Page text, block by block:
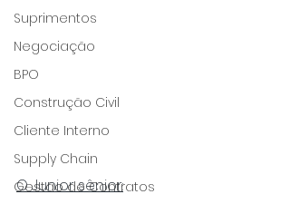
Suprimentos
Negociação
BPO
Construção Civil
Cliente Interno
Supply Chain
Gestão de Contratos
O Junior sênior: